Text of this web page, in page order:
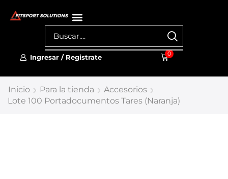
Ingresar / Registrate 0
Inicio Para la tienda
Accesorios
Lote 100 Portadocumentos Tares (Naranja)